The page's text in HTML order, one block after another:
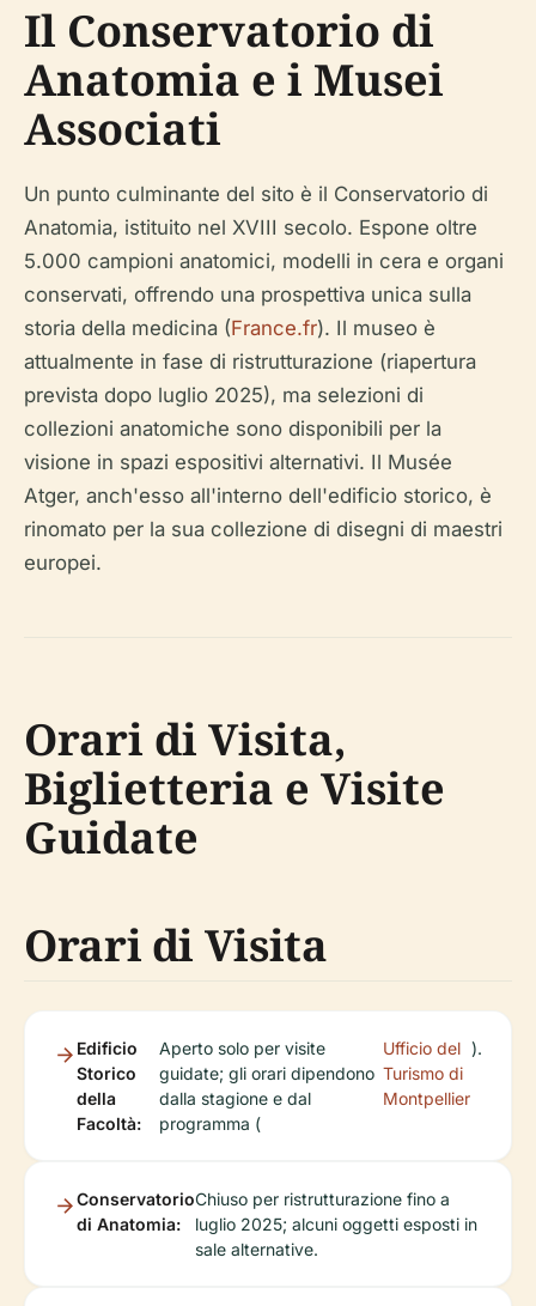
Il Conservatorio di
Anatomia e i Musei
Associati
Un punto culminante del sito è il Conservatorio di
Anatomia, istituito nel XVIII secolo. Espone oltre
5.000 campioni anatomici, modelli in cera e organi
conservati, offrendo una prospettiva unica sulla
storia della medicina (France.fr). Il museo è
attualmente in fase di ristrutturazione (riapertura
prevista dopo luglio 2025), ma selezioni di
collezioni anatomiche sono disponibili per la
visione in spazi espositivi alternativi. Il Musée
Atger, anch'esso all'interno dell'edificio storico, è
rinomato per la sua collezione di disegni di maestri
europei.
Orari di Visita,
Biglietteria e Visite
Guidate
Orari di Visita
Edificio
Storico
della
Facoltà:
Aperto solo per visite
guidate; gli orari dipendono
dalla stagione e dal
programma (
Ufficio del
Turismo di
Montpellier
).
Conservatorio
di Anatomia:
Chiuso per ristrutturazione fino a
luglio 2025; alcuni oggetti esposti in
sale alternative.